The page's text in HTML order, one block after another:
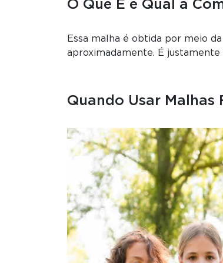
O Que É e Qual a
Essa malha é obtida por meio
aproximadamente. É
Quando Usar Malhas